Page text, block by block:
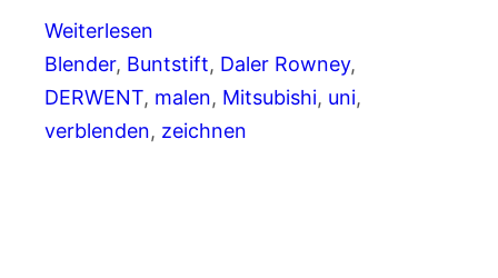
Weiterlesen
Blender, Buntstift, Daler Rowney
DERWENT, malen, Mitsubishi, uni
verblenden, zeichnen